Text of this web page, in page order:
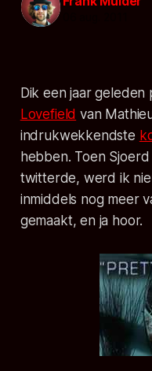
Dik een jaar
Lovefield van
indrukwekkendste
hebben. Toen
twitterde, werd ik
inmiddels nog meer
gemaakt, en ja hoor.